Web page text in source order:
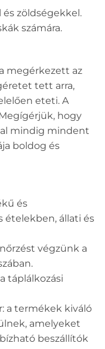
és zöldségekkel.
számára.
megérkezett az
tett arra,
eteti. A
hogy
mindig mindent
boldog és
és
ételekben, állati és
végzünk a
táplálkozási
a termékek kiváló
amelyeket
beszállítók